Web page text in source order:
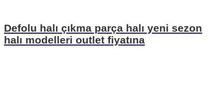
Defolu halı çıkma parça halı yeni sezon
halı modelleri outlet fiyatına